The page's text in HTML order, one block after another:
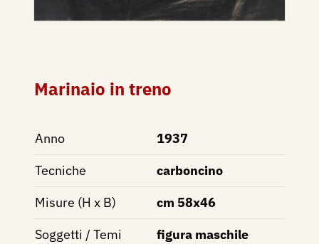
Marinaio in treno
Anno
1937
Tecniche
carboncino
Misure (H x B)
cm 58x46
Soggetti / Temi
figura maschile